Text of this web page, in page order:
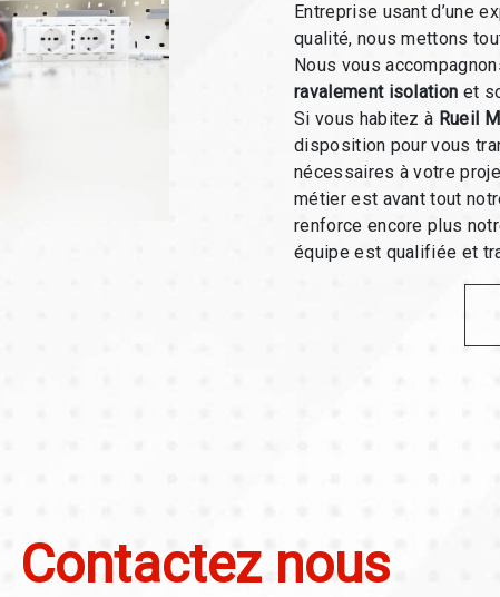
Entreprise usant d’une
qualité, nous mettons
Nous vous
ravalement isolation et
Si vous habitez à Rueil
disposition pour vous
nécessaires à votre
métier est avant tout
renforce encore plus
équipe est qualifiée et
Contactez nous